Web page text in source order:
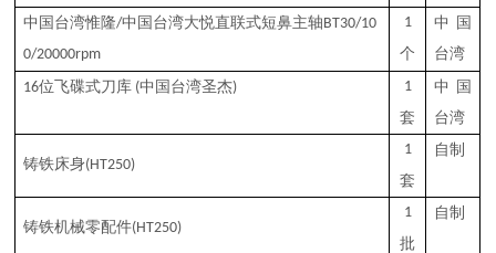
中国台湾惟隆/中国台湾大悦直联式短鼻主轴BT30/10
0/20000rpm
1
个
中国
台湾
16位 飞碟式刀库 (中国台湾圣杰)
1
套
中国
台湾
铸铁床身(HT250)
1
套
自制
铸铁机械零配件(HT250)
1
批
自制